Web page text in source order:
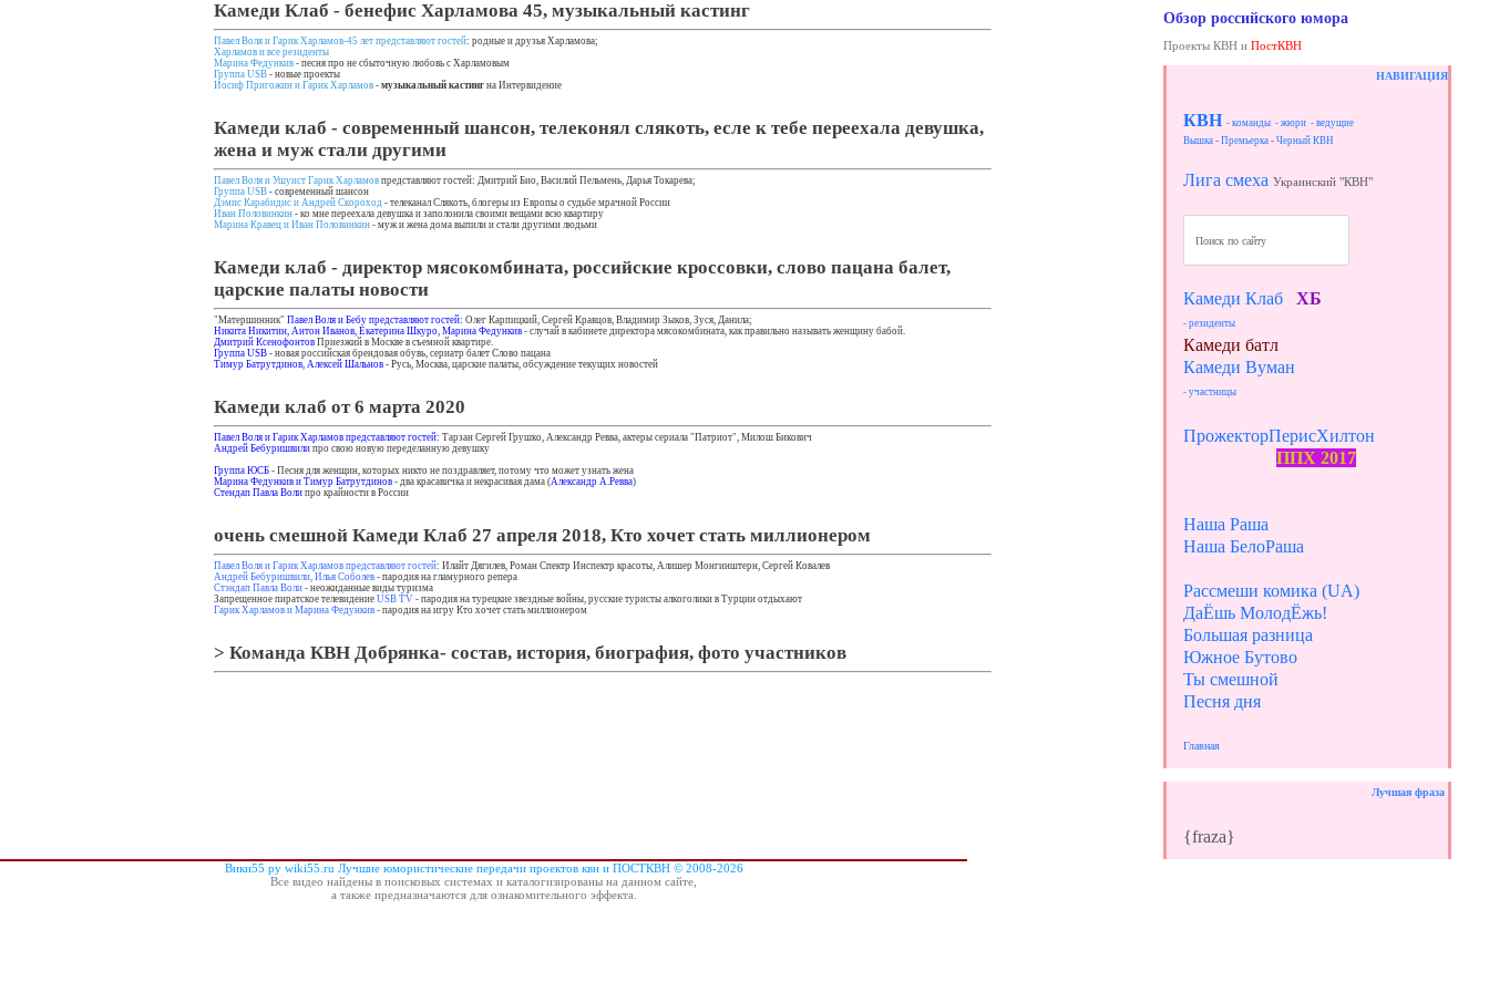
Камеди Клаб - бенефис Харламова 45, музыкальный кастинг
Павел Воля и Гарик Харламов-45 лет представляют гостей: родные и друзья Харламова;
Харламов и все резиденты
Марина Федункив - песня про не сбыточную любовь с Харламовым
Группа USB - новые проекты
Иосиф Пригожин и Гарик Харламов - музыкальный кастинг на Интервидение
Камеди клаб - современный шансон, телеконял слякоть, есле к тебе переехала девушка,
жена и муж стали другими
Павел Воля и Ушуист Гарик Харламов представляют гостей: Дмитрий Био, Василий Пельмень, Дарья Токарева;
Группа USB - современный шансон
Дэмис Карабидис и Андрей Скороход - телеканал Слякоть, блогеры из Европы о судьбе мрачной России
Иван Половинкин - ко мне переехала девушка и заполонила своими вещами всю квартиру
Марина Кравец и Иван Половинкин - муж и жена дома выпили и стали другими людьми
Камеди клаб - директор мясокомбината, российские кроссовки, слово пацана балет,
царские палаты новости
"Матершинник" Павел Воля и Бебу представляют гостей: Олег Карпицкий, Сергей Кравцов, Владимир Зыков, Зуся, Данила;
Никита Никитин, Антон Иванов, Екатерина Шкуро, Марина Федункив - случай в кабинете директора мясокомбината, как правильно называть женщину бабой.
Дмитрий КсенофонтовПриезжий в Москве в съемной квартире.
Группа USB- новая российская брендовая обувь, сериатр балет Слово пацана
Тимур Батрутдинов, Алексей Шальнов - Русь, Москва, царские палаты, обсуждение текущих новостей
Камеди клаб от 6 марта 2020
Павел Воля и Гарик Харламов представляют гостей: Тарзан Сергей Грушко, Александр Ревва, актеры сериала "Патриот", Милош Бикович
Андрей Бебуришвилипро свою новую переделанную девушку
Группа ЮСБ- Песня для женщин, которых никто не поздравляет, потому что может узнать жена
Марина Федункив и Тимур Батрутдинов - два красавичка и некрасивая дама (Александр А.Ревва)
Стендап Павла Волипро крайности в России
очень смешной Камеди Клаб 27 апреля 2018, Кто хочет стать миллионером
Павел Воля и Гарик Харламов представляют гостей: Илайт Дягилев, Роман Спектр Инспектр красоты, Алишер Монгинштерн, Сергей Ковалев
Андрей Бебуришвили, Илья Соболев - пародия на гламурного репера
Стэндап Павла Воли - неожиданные виды туризма
Запрещенное пиратское телевидение USB TV - пародия на турецкие звездные войны, русские туристы алкоголики в Турции отдыхают
Гарик Харламов и Марина Федункив - пародия на игру Кто хочет стать миллионером
> Команда КВН Добрянка- состав, история, биография, фото участников
Обзор российского юмора
Проекты КВН и ПостКВН
НАВИГАЦИЯ
КВН - команды - жюри - ведущие
Вышка - Премьерка - Черный КВН
Лига смеха Украинский "КВН"
Камеди Клаб ХБ
- резиденты
Камеди батл
Камеди Вуман
- участницы
ПрожекторПерисХилтон
ППХ 2017
Наша Раша
Наша БелоРаша
Рассмеши комика (UA)
ДаЁшь МолодЁжь!
Большая разница
Южное Бутово
Ты смешной
Песня дня
Главная
Лучшая фраза
{fraza}
Вики55 ру wiki55.ru Лучшие юмористические передачи проектов квн и ПОСТКВН © 2008-2026
Все видео найдены в поисковых системах и каталогизированы на данном сайте,
а также предназначаются для ознакомительного эффекта.